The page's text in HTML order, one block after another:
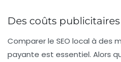
Des coûts
Comparer le SEO local à des
payante est essentiel. Alors